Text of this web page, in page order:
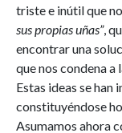
triste e inútil que
sus propias uñas”,
encontrar una
que nos condena
Estas ideas se han
constituyéndose
Asumamos ahora